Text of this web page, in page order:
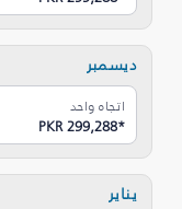
ديسمبر
اتجاه واحد
PKR 299,288*
يناير